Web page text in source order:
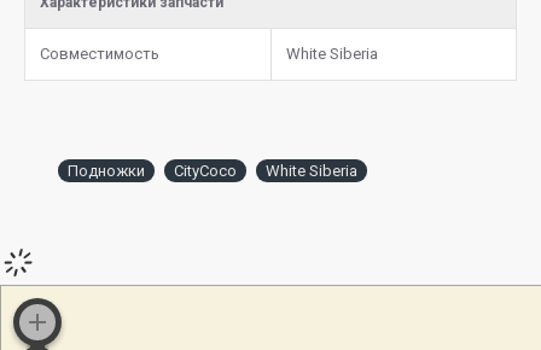
Совместимость White Siberia
Подножки CityCoco White Siberia